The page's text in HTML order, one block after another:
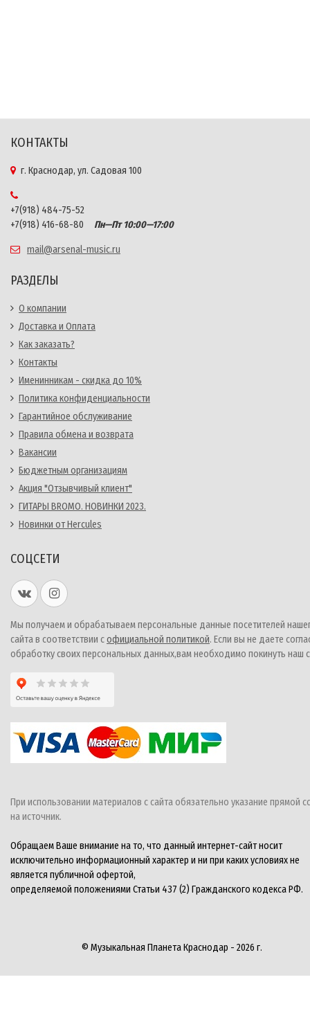
КОНТАКТЫ
г. Краснодар, ул. Садовая 100
+7(918) 484-75-52
+7(918) 416-68-80
Пн—Пт 10:00—17:00
mail@arsenal-music.ru
РАЗДЕЛЫ
О компании
Доставка и Оплата
Как заказать?
Контакты
Именинникам - скидка до 10%
Политика конфиденциальности
Гарантийное обслуживание
Правила обмена и возврата
Вакансии
Бюджетным организациям
Акция "Отзывчивый клиент"
ГИТАРЫ BROMO. НОВИНКИ 2023.
Новинки от Hercules
СОЦСЕТИ
Мы получаем и обрабатываем персональные данные посетителей
сайта в соответствии софициальной политикой. Если вы не даете
обработку своих персональных данных,вам необходимо покинуть наш
При использовании материалов с сайта обязательно указание прямой
на источник.
Обращаем Ваше внимание на то, что данный интернет-сайт носит
исключительно информационный характер и ни при каких условиях не
является публичной офертой,
определяемой положениями Статьи 437 (2) Гражданского кодекса РФ.
© Музыкальная Планета Краснодар - 2026 г.